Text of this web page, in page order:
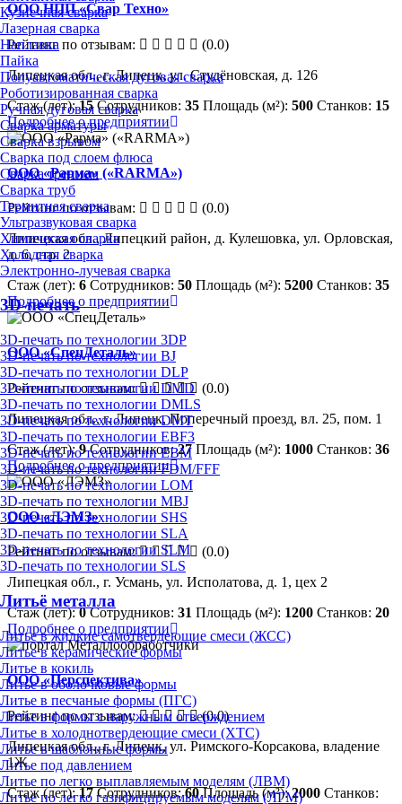
Кузнечная сварка
Лазерная сварка
Наплавка
Пайка
Полуавтоматическая дуговая сварка
Роботизированная сварка
Ручная дуговая сварка
Сварка арматуры
Сварка взрывом
Сварка под слоем флюса
Сварка трением
Сварка труб
Термитная сварка
Ультразвуковая сварка
Химическая сварка
Холодная сварка
Электронно-лучевая сварка
3D-печать
3D-печать по технологии 3DP
3D-печать по технологии BJ
3D-печать по технологии DLP
3D-печать по технологии DMD
3D-печать по технологии DMLS
3D-печать по технологии DMT
3D-печать по технологии EBF3
3D-печать по технологии EBM
3D-печать по технологии FDM/FFF
3D-печать по технологии LOM
3D-печать по технологии MBJ
3D-печать по технологии SHS
3D-печать по технологии SLA
3D-печать по технологии SLM
3D-печать по технологии SLS
Литьё металла
Литье в жидкие самотвердеющие смеси (ЖСС)
Литье в керамические формы
Литье в кокиль
Литье в оболочковые формы
Литье в песчаные формы (ПГС)
Литье в формы с наружным отверждением
Литье в холоднотвердеющие смеси (ХТС)
Литье в шаблонные формы
Литье под давлением
Литье по легко выплавляемым моделям (ЛВМ)
Литье по легко газифицируемым моделям (ЛГМ)
ООО НПП «Свар Техно»
Рейтинг по отзывам:
(0.0)
Липецкая обл., г. Липецк, ул. Студёновская, д. 126
Стаж (лет):15 Сотрудников: 35 Площадь (м²): 500 Станков: 15
Подробнее о предприятии
ООО «Рарма» («RARMA»)
Рейтинг по отзывам:
(0.0)
Липецкая обл., Липецкий район, д. Кулешовка, ул. Орловская,
д. 6, стр. 2
Стаж (лет): 6 Сотрудников: 50 Площадь (м²): 5200 Станков: 35
Подробнее о предприятии
ООО «СпецДеталь»
Рейтинг по отзывам:
(0.0)
Липецкая обл., г. Липецк, Поперечный проезд, вл. 25, пом. 1
Стаж (лет):9 Сотрудников:27 Площадь (м²): 1000 Станков: 36
Подробнее о предприятии
ООО «ЛЭМЗ»
Рейтинг по отзывам:
(0.0)
Липецкая обл., г. Усмань, ул. Исполатова, д. 1, цех 2
Стаж (лет):0 Сотрудников: 31 Площадь (м²): 1200 Станков: 20
Подробнее о предприятии
ООО «Перспектива»
Рейтинг по отзывам:
(0.0)
Липецкая обл., г. Липецк, ул. Римского-Корсакова, владение
1Ж
Стаж (лет):17 Сотрудников:60 Площадь (м²):2000 Станков: